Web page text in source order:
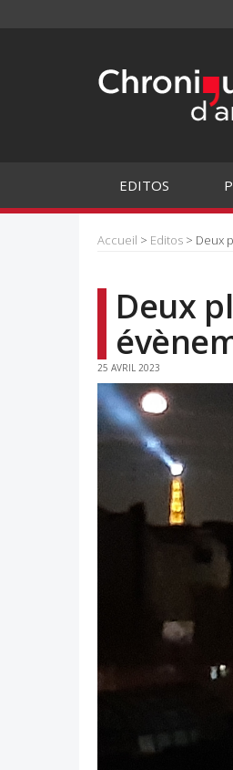
EDITOS
Accueil > Editos > Deux
Deux
25 AVRIL 2023